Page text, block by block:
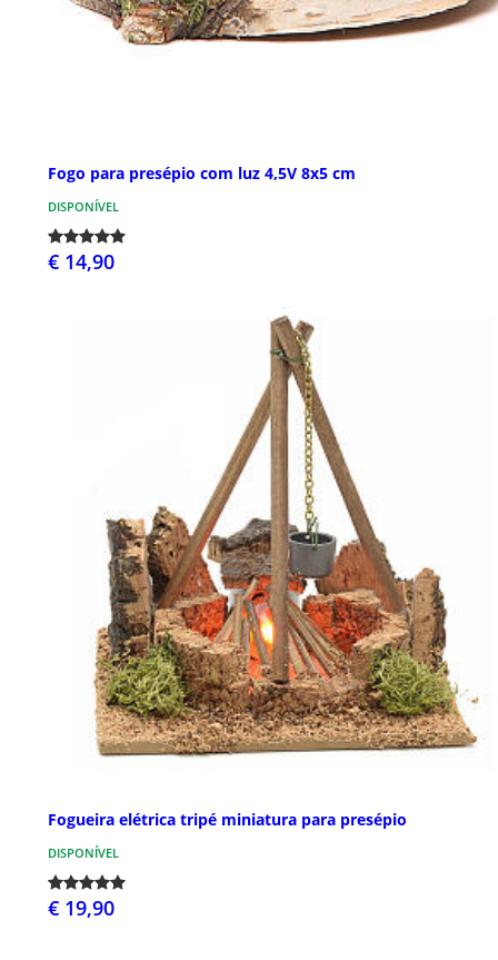
Fogo para presépio com luz 4,5V 8x5 cm
DISPONÍVEL
€ 14,90
Fogueira elétrica tripé miniatura para presépio
DISPONÍVEL
€ 19,90